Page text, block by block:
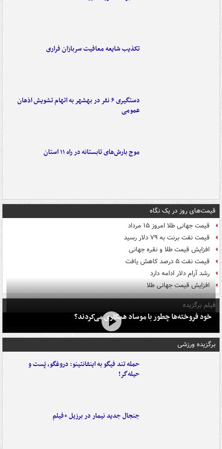
تکذیب شایعه معافیت سربازان فراری
دستگیری ۶ نفر در بهشهر به اتهام تشویش اذهان
عمومی
موج بارش‌های تابستانه در راه ۱۱ استان
قیمت‌های روز در یک نگاه
قیمت جهانی طلا امروز ۱۵ مرداد
قیمت نفت برنت به ۷۹ دلار رسید
افزایش قیمت طلا و نقره جهانی
قیمت نفت ۵ درصد کاهش یافت
رشد آرام دلار ادامه دارد
افزایش قیمت جهانی طلا
فیلم برگزیده
خود فروخته‌ها چطور با موساد همکاری می‌کردند؟
برگزیده ورزشی
حمله تند فیگو به اینفانتینو: دروغگو، پَست‌ و
حیله‌گر!
جنجال جدید نیمار در برزیل +فیلم